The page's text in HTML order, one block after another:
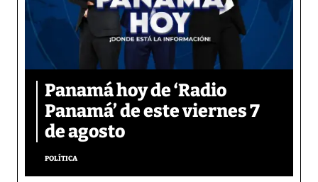
Panamá hoy de ‘Radio
Panamá’ de este viernes 7
de agosto
POLÍTICA